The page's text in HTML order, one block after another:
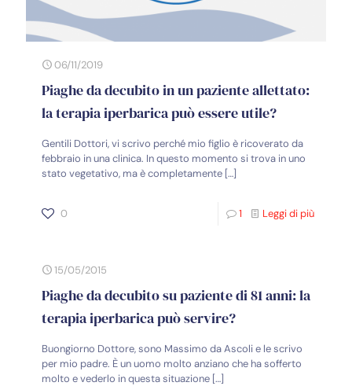
06/11/2019
Piaghe da decubito in un paziente allettato:
la terapia iperbarica può essere utile?
Gentili Dottori, vi scrivo perché mio figlio è ricoverato da
febbraio in una clinica. In questo momento si trova in uno
stato vegetativo, ma è completamente […]
0 1 Leggi di più
15/05/2015
Piaghe da decubito su paziente di 81 anni: la
terapia iperbarica può servire?
Buongiorno Dottore, sono Massimo da Ascoli e le scrivo
per mio padre. È un uomo molto anziano che ha sofferto
molto e vederlo in questa situazione […]